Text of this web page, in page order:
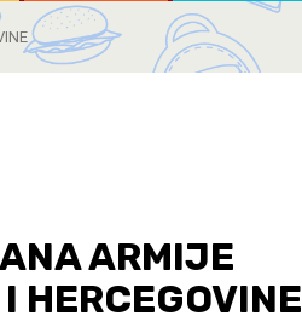
ARMIJE
HERCEGOVINE